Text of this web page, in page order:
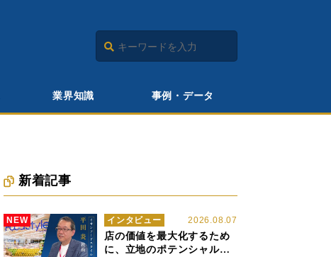
業界知識 事例・データ
新着記事
NEW 2026.08.07
インタビュー
店の価値を最大化するため
に、立地のポテンシャルに